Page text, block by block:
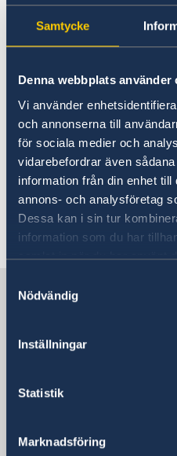
Samtycke
Denna webbplats använder
Vi använder
och annonserna till
för sociala medier och
vidarebefordrar även
information från din enhet
annons- och analysföretag
Dessa kan i sin tur
information som du har
samlat in när du har använt
Nödvändig
Inställningar
Statistik
Marknadsföring
About Sweden
Working in Sweden
Ecuador
Going to Sweden?(2)
Visiting Sweden
Moving to someone in
Apply for a residence
Apply for a work permit
Working in Sweden
Studying in Sweden
Working in
No local information is
Please contact the
any local conditions. A
found at the bottom of
Sweden in
Sweden's mission
Colombia, Bogotá